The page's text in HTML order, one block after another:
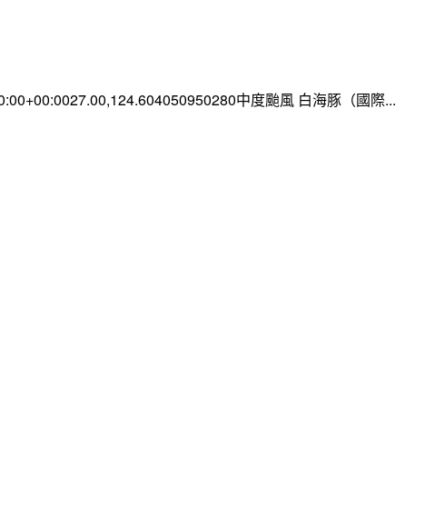
中度颱風 白海豚（國際...